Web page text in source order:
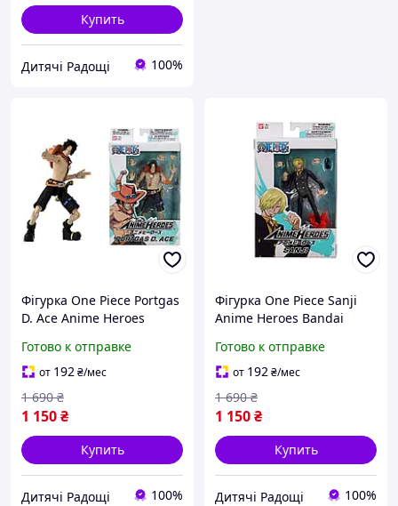
Купить
Дитячі Радощі 100%
Фігурка One Piece Portgas
D. Ace Anime Heroes
Готово к отправке
от 192₴/мес
1 150₴
1 690 ₴
Купить
Дитячі Радощі 100%
Фігурка One Piece Sanji
Anime Heroes Bandai
Готово к отправке
от 192₴/мес
1 150₴
1 690 ₴
Купить
Дитячі Радощі 100%